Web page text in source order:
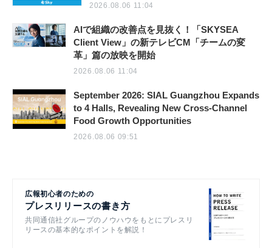
2026.08.06 11:04
AIで組織の改善点を見抜く！「SKYSEA
Client View」の新テレビCM「チームの変
革」篇の放映を開始
2026.08.06 11:04
September 2026: SIAL Guangzhou Expands
to 4 Halls, Revealing New Cross-Channel
Food Growth Opportunities
2026.08.06 09:51
広報初心者のための
プレスリリースの書き方
共同通信社グループのノウハウをもとにプレスリ
リースの基本的なポイントを解説！